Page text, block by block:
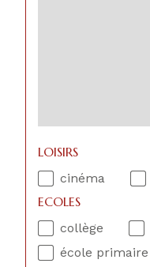
LOISIRS
cinéma
ECOLES
collège
école primaire